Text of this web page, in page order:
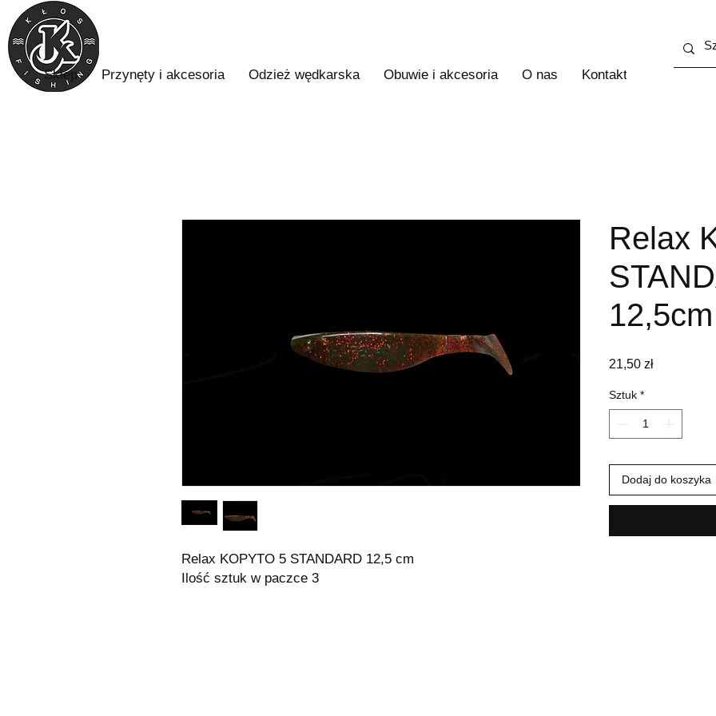
Sklep Przynęty i akcesoria Odzież wędkarska Obuwie i akcesoria O nas Kontakt
Relax KOPYTO 5 STANDARD 12,5 cm
Ilość sztuk w paczce 3
Relax
21,50 złCena
Sztuk *
Dodaj do koszyka